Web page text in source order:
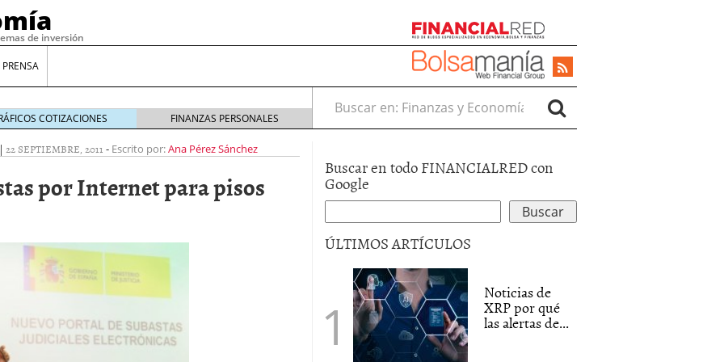
de inversión
¿Por qué el Préstamo Promotor privado
aprovechar esta opción para gestionar tus
de 2025
es una decisión financiera: cómo anticiparte
COTIZACIONES FINANZAS PERSONALES
Buscar en:
| 22 SEPTIEMBRE, 2011 - Escrito por:Ana Pérez Sánchez
por Internet para pisos
Buscar en todo FINANCIALRED con
Google
ÚLTIMOS ARTÍCULOS
Noticias de
XRP por qué
las alertas de...